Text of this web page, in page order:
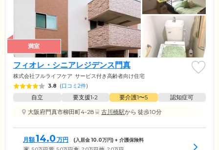
満室
フィオレ・シニアレジデンス門真
株式会社フルライフケア サービス付き高齢者向け住宅
3.8 (口コミ2件)
自立 要支援1•2 要介護1〜5
認知症可
大阪府門真市柳田町4-28
古川橋駅から 徒歩10分
月額14.0 万円 (入居金10.0万円) + 介護保険料